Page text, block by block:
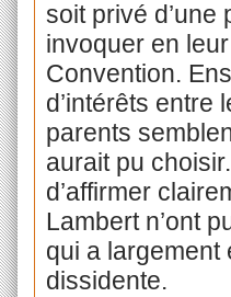
soit privé
invoquer en
Convention.
d’intérêts entre
parents
aurait pu
d’affirmer
Lambert n’ont
qui a largement
dissidente.